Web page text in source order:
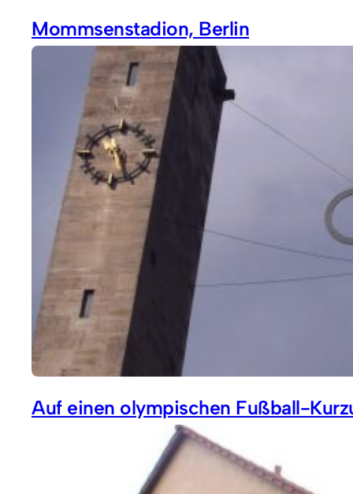
Mommsenstadion, Berlin
Auf einen olympischen Fußball-